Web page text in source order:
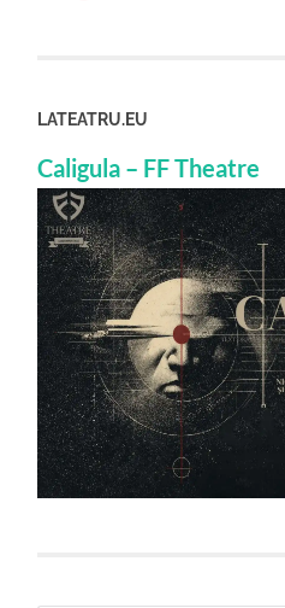
LATEATRU.EU
Caligula – FF Theatre